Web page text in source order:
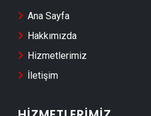
Gürsu Seramik Ustası
Gürsu Sandviç Panel Montajı
Gürsu Teras Kapatma
Gürsu Anahtar Teslim Tadilat
Gürsu Anahtar Teslim İnşaat
Ana Sayfa
Hakkımızda
Hizmetlerimiz
İletişim